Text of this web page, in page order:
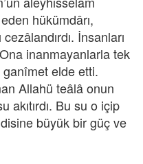
hükümdârı,
cezâlandırdı. İnsanları
inanmayanlarla tek
ganîmet elde etti.
Allahü teâlâ onun
akıtırdı. Bu su o içip
büyük bir güç ve